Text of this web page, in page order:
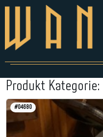
Produkt Kategorie:
#04680